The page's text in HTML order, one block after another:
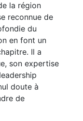
la région
reconnue de
du
en font un
Il a
son expertise
doute à
de